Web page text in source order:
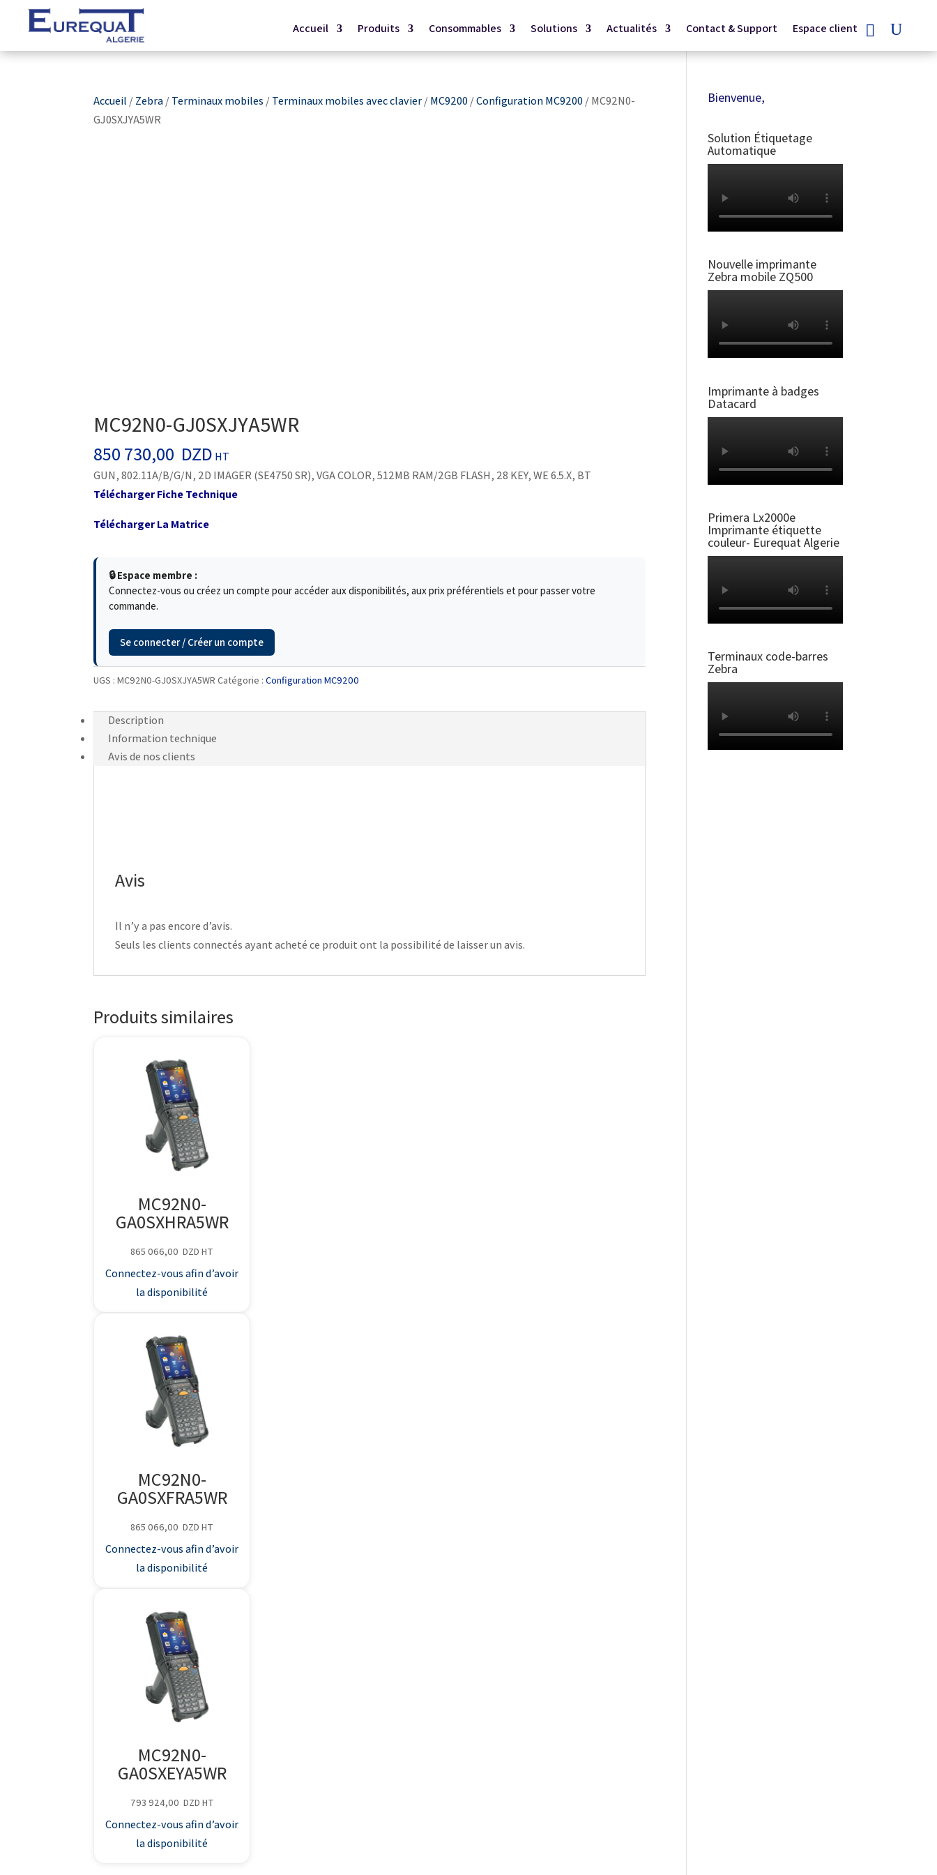
Accueil Produits Consommables Solutions Actualités Contact & Support Espace client
Accueil /Zebra/Terminaux mobiles /Terminaux mobiles avec clavier/MC9200/Configuration MC9200/ MC92N0-
GJ0SXJYA5WR
MC92N0-GJ0SXJYA5WR
850 730,00 DZD HT
GUN, 802.11A/B/G/N, 2D IMAGER (SE4750 SR), VGA COLOR, 512MB RAM/2GB FLASH, 28 KEY, WE 6.5.X, BT
Télécharger Fiche Technique
Télécharger La Matrice
🔒 Espace membre :
Connectez-vous ou créez un compte pour accéder aux disponibilités, aux prix préférentiels et pour passer votre
commande.
Se connecter / Créer un compte
UGS :MC92N0-GJ0SXJYA5WR Catégorie :Configuration MC9200
Description
Information technique
Avis de nos clients
Avis
Il n’y a pas encore d’avis.
Seuls les clients connectés ayant acheté ce produit ont la possibilité de laisser un avis.
Produits similaires
MC92N0-
GA0SXHRA5WR
865 066,00 DZD HT
Connectez-vous afin d’avoir
la disponibilité
MC92N0-
GA0SXFRA5WR
865 066,00 DZD HT
Connectez-vous afin d’avoir
la disponibilité
MC92N0-
GA0SXEYA5WR
793 924,00 DZD HT
Connectez-vous afin d’avoir
la disponibilité
Bienvenue,
Solution Étiquetage
Automatique
Nouvelle imprimante
Zebra mobile ZQ500
Imprimante à badges
Datacard
Primera Lx2000e
Imprimante étiquette
couleur- Eurequat Algerie
Terminaux code-barres
Zebra